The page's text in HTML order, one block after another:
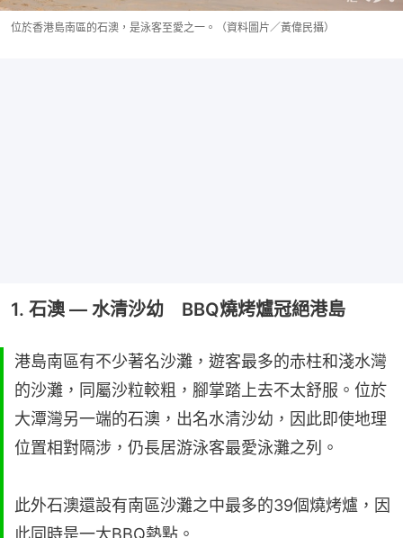
位於香港島南區的石澳，是泳客至愛之一。（資料圖片／黃偉民攝）
1. 石澳 — 水清沙幼 BBQ燒烤爐冠絕港島
港島南區有不少著名沙灘，遊客最多的赤柱和淺水灣
的沙灘，同屬沙粒較粗，腳掌踏上去不太舒服。位於
大潭灣另一端的石澳，出名水清沙幼，因此即使地理
位置相對隔涉，仍長居游泳客最愛泳灘之列。
此外石澳還設有南區沙灘之中最多的39個燒烤爐，因
此同時是一大BBQ熱點。